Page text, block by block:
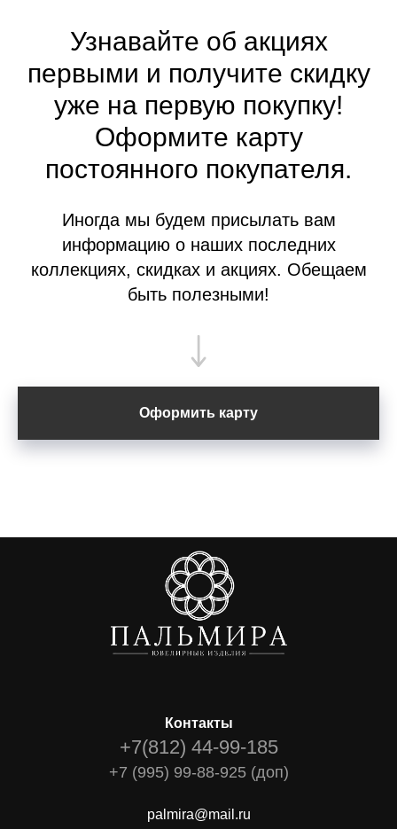
Узнавайте об акциях
первыми и получите скидку
уже на первую покупку!
Оформите карту
постоянного покупателя.
Иногда мы будем присылать вам
информацию о наших последних
коллекциях, скидках и акциях. Обещаем
быть полезными!
Оформить карту
Контакты
+7(812) 44-99-185
+7 (995) 99-88-925 (доп)
palmira@mail.ru